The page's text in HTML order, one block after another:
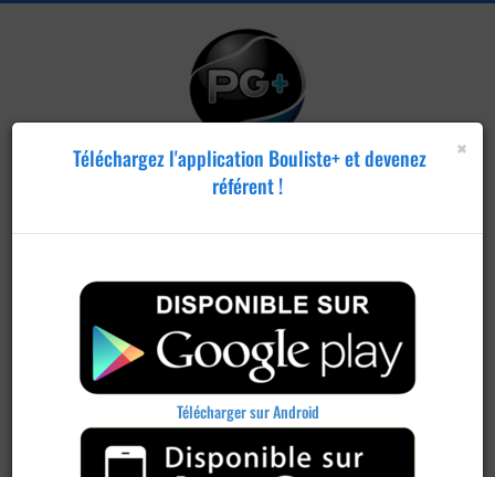
concours
×
Téléchargez l'application Bouliste+ et devenez
référent !
Télécharger sur Android